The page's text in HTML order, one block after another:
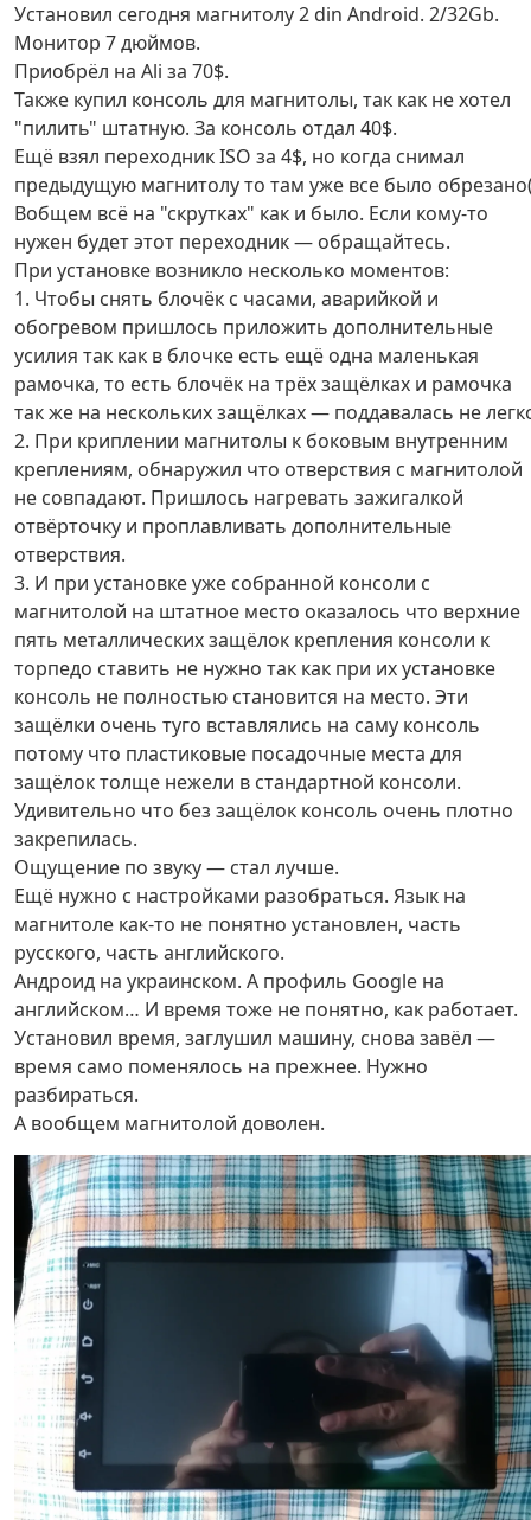
Установил сегодня магнитолу 2 din Android. 2/32Gb.
Монитор 7 дюймов.
Приобрёл на Ali за 70$.
Также купил консоль для магнитолы, так как не хотел
"пилить" штатную. За консоль отдал 40$.
Ещё взял переходник ISO за 4$, но когда снимал
предыдущую магнитолу то там уже все было
Вобщем всё на "скрутках" как и было. Если кому-то
нужен будет этот переходник — обращайтесь.
При установке возникло несколько моментов:
1. Чтобы снять блочёк с часами, аварийкой и
обогревом пришлось приложить дополнительные
усилия так как в блочке есть ещё одна маленькая
рамочка, то есть блочёк на трёх защёлках и рамочка
так же на нескольких защёлках — поддавалась не
2. При криплении магнитолы к боковым внутренним
креплениям, обнаружил что отверствия с магнитолой
не совпадают. Пришлось нагревать зажигалкой
отвёрточку и проплавливать дополнительные
отверствия.
3. И при установке уже собранной консоли с
магнитолой на штатное место оказалось что верхние
пять металлических защёлок крепления консоли к
торпедо ставить не нужно так как при их установке
консоль не полностью становится на место. Эти
защёлки очень туго вставлялись на саму консоль
потому что пластиковые посадочные места для
защёлок толще нежели в стандартной консоли.
Удивительно что без защёлок консоль очень плотно
закрепилась.
Ощущение по звуку — стал лучше.
Ещё нужно с настройками разобраться. Язык на
магнитоле как-то не понятно установлен, часть
русского, часть английского.
Андроид на украинском. А профиль Google на
английском… И время тоже не понятно, как работает.
Установил время, заглушил машину, снова завёл —
время само поменялось на прежнее. Нужно
разбираться.
А вообщем магнитолой доволен.